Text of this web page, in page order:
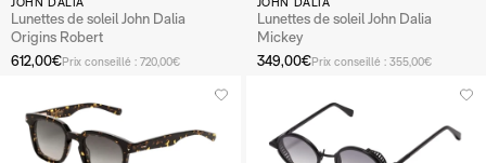
Lunettes de soleil John Dalia
Origins Robert
612,00€Prix conseillé : 720,00€
Lunettes de soleil John Dalia
Mickey
349,00€Prix conseillé : 355,00€